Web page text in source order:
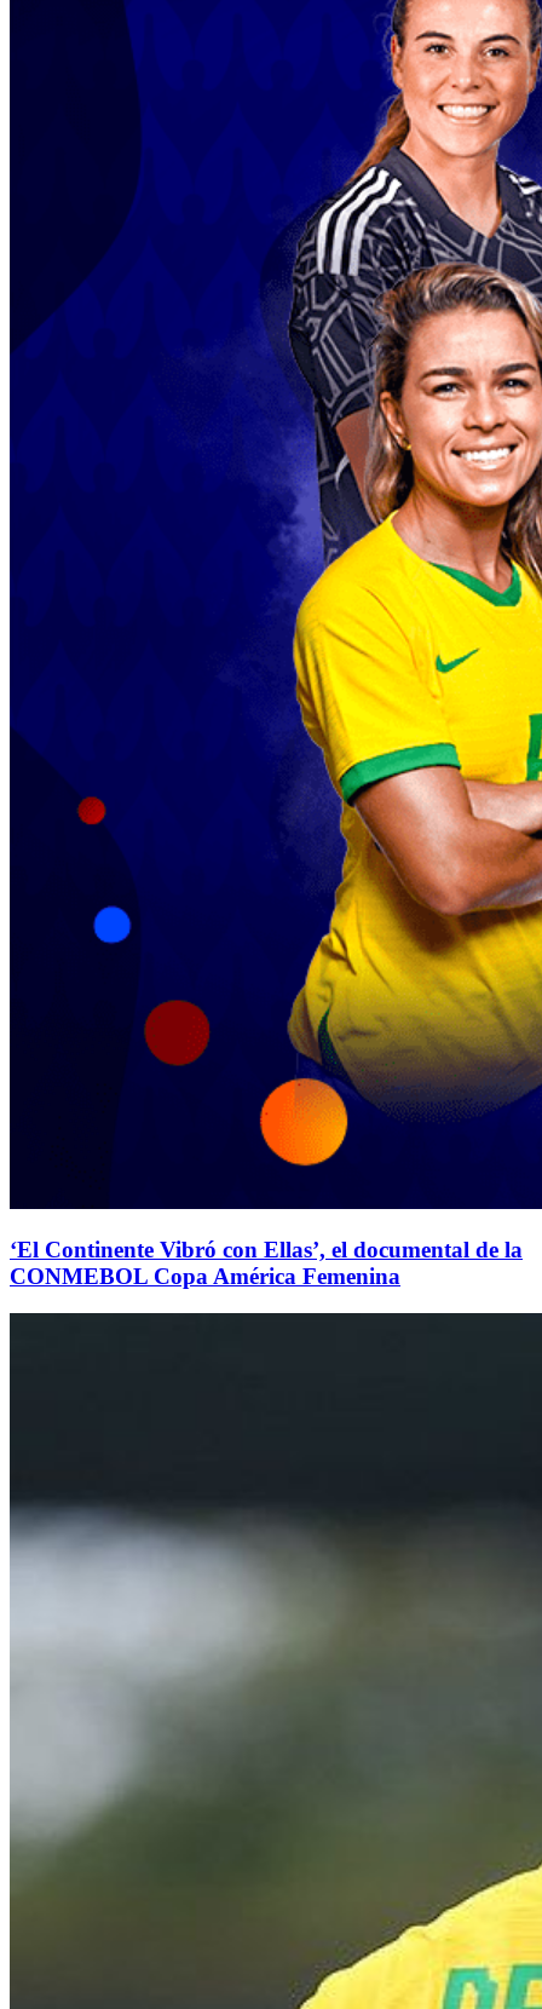
‘El Continente Vibró con Ellas’, el documental de la
CONMEBOL Copa América Femenina